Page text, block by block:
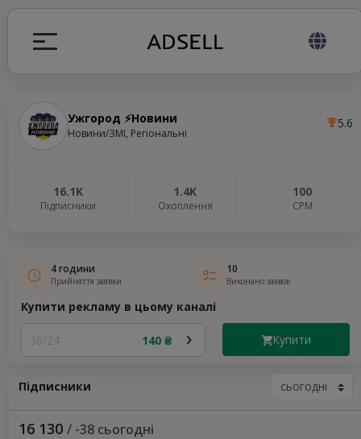
Ужгород ⚡️Новини
Новини/ЗМІ, Регіональні
5.6
16.1K
Підписники
1.4K
Охоплення
100
СРМ
4 години
Прийняття заявки
10
Виконано заявок
Купити рекламу в цьому каналі
30/24 140 ₴ Купити
Підписники
16 130 / -38 сьогодні